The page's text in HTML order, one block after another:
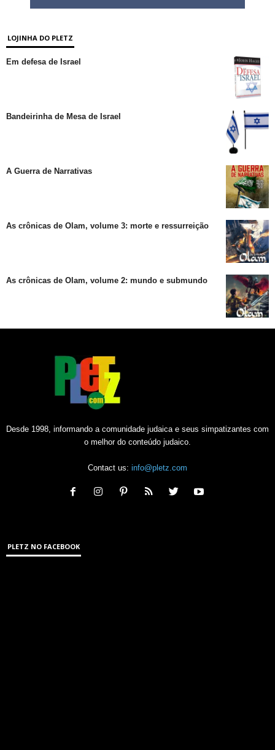
LOJINHA DO PLETZ
Em defesa de Israel
Bandeirinha de Mesa de Israel
A Guerra de Narrativas
As crônicas de Olam, volume 3: morte e ressurreição
As crônicas de Olam, volume 2: mundo e submundo
Desde 1998, informando a comunidade judaica e seus simpatizantes com
o melhor do conteúdo judaico.
Contact us: info@pletz.com
PLETZ NO FACEBOOK